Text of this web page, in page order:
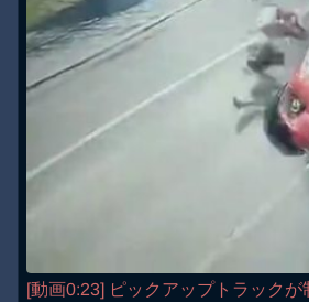
[動画0:23] ピックアップトラック